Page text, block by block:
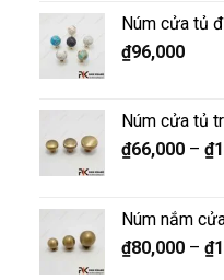
Núm cửa tủ
₫96,000
Núm cửa tủ
₫66,000– ₫
Núm nắm
₫80,000– ₫